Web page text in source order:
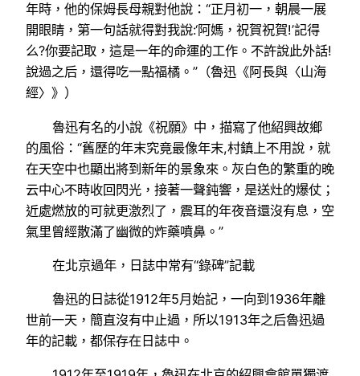
年時，他的保姆長母親對他說：“正月初一，朝晨一展
開眼睛，第一句話就得對我說:‘阿媽，祝賀祝賀!’記得
么?你要記取，這是一年的命運的工作。不許說此外話!
說過之后，還得吃一點福橘。”（魯迅《阿長與〈山海
經〉》）
魯迅有名的小說《祝願》中，描寫了他紹興故鄉
的風俗：“舊歷的年末究竟最像年末,村鎮上不用說，就
在天空中也顯出將到新年的景象來。灰白色的繁重的晚
云中心不時收回閃光，接著一聲鈍響，是送灶的爆仗；
近處燃放的可就更激烈了，震耳的年夜音還沒有息，空
氣里曾經散滿了幽微的炸藥噴鼻。”
在北京過年，日誌中常有“錄碑”記載
魯迅的日誌從1912年5月始記，一向到1936年離
世前一天，簡直沒有中止過，所以1913年之后魯迅過
年的記載，都保存在日誌中。